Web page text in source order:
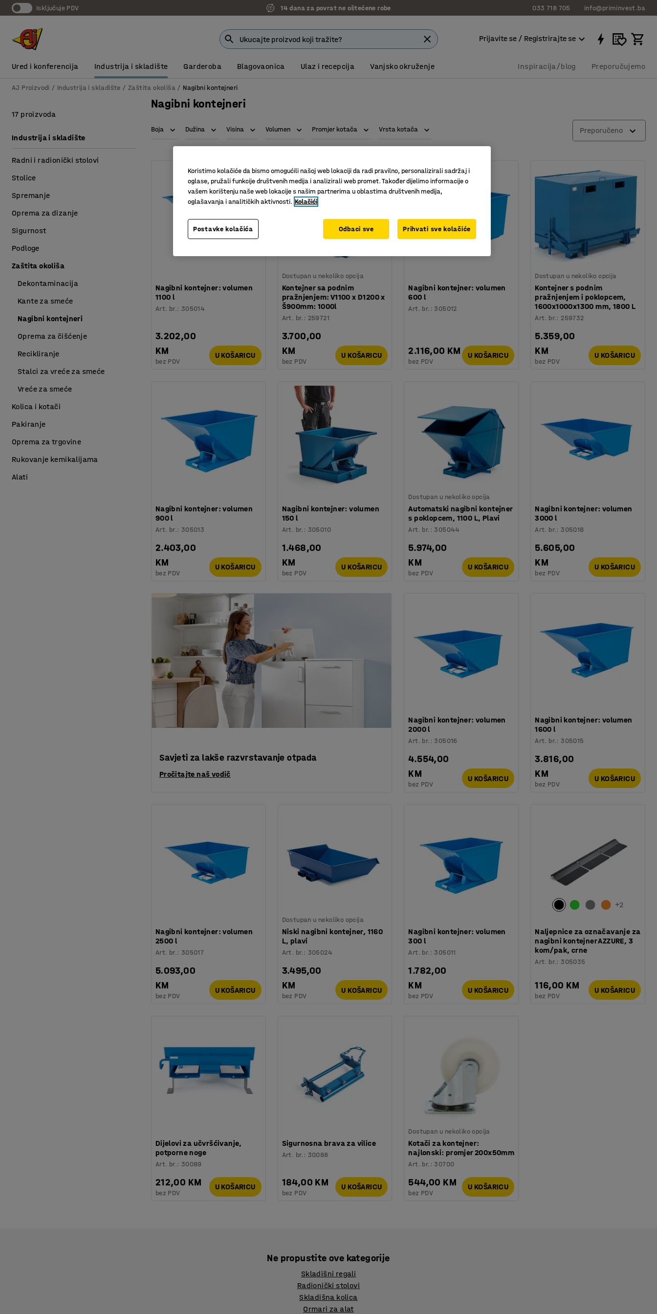
Isključuje PDV 14 dana za povrat ne oštećene robe 033 718 705 info@priminvest.ba
Prijavite se / Registrirajte se
Ured i konferencija Industrija i skladište Garderoba Blagovaonica Ulaz i recepcija Vanjsko okruženje Inspiracija/blog Preporučujemo
AJ Proizvodi Industrija i skladište Zaštita okoliša Nagibni kontejneri
Nagibni kontejneri
Boja Dužina Visina Volumen Promjer kotača Vrsta kotača Preporučeno
Nagibni kontejner: volumen
1100 l
Art. br.: 305014
3.202,00
KM
bez PDV
U KOŠARICU
Dostupan u nekoliko opcija
Kontejner sa podnim
pražnjenjem: V1100 x D1200 x
Š900mm: 1000l
Art. br. : 259721
3.700,00
KM
bez PDV
U KOŠARICU
Nagibni kontejner: volumen
600 l
Art. br. :305012
2.116,00 KM
bez PDV
U KOŠARICU
Dostupan u nekoliko opcija
Kontejner s podnim
pražnjenjem i poklopcem,
1600x1000x1300 mm, 1800 L
Art. br.: 259732
5.359,00
KM
bez PDV
U KOŠARICU
Nagibni kontejner: volumen
900 l
Art. br.: 305013
2.403,00
KM
bez PDV
U KOŠARICU
Nagibni kontejner: volumen
150 l
Art. br. : 305010
1.468,00
KM
bez PDV
U KOŠARICU
Dostupan u nekoliko opcija
Automatski nagibni kontejner
s poklopcem, 1100 L, Plavi
Art. br. :305044
5.974,00
KM
bez PDV
U KOŠARICU
Nagibni kontejner: volumen
3000 l
Art. br.:305018
5.605,00
KM
bez PDV
U KOŠARICU
Savjeti za lakše razvrstavanje otpada
Pročitajte naš vodič
Nagibni kontejner: volumen
2000 l
Art. br. :305016
4.554,00
KM
bez PDV
U KOŠARICU
Nagibni kontejner: volumen
1600 l
Art. br.:305015
3.816,00
KM
bez PDV
U KOŠARICU
Nagibni kontejner: volumen
2500 l
Art. br.: 305017
5.093,00
KM
bez PDV
U KOŠARICU
Dostupan u nekoliko opcija
Niski nagibni kontejner, 1160
L, plavi
Art. br. : 305024
3.495,00
KM
bez PDV
U KOŠARICU
Nagibni kontejner: volumen
300 l
Art. br. :305011
1.782,00
KM
bez PDV
U KOŠARICU
+2
Naljepnice za označavanje za
nagibni kontejner AZZURE, 3
kom/pak, crne
Art. br.:305035
116,00 KM
bez PDV
U KOŠARICU
Dijelovi za učvršćivanje,
potporne noge
Art. br.: 30089
212,00 KM
bez PDV
U KOŠARICU
Sigurnosna brava za vilice
Art. br. : 30088
184,00 KM
bez PDV
U KOŠARICU
Dostupan u nekoliko opcija
Kotači za kontejner:
najlonski: promjer 200x50mm
Art. br. :30700
544,00 KM
bez PDV
U KOŠARICU
17 proizvoda
Industrija i skladište
Radni i radionički stolovi
Stolice
Spremanje
Oprema za dizanje
Sigurnost
Podloge
Zaštita okoliša
Dekontaminacija
Kante za smeće
Nagibni kontejneri
Oprema za čišćenje
Recikliranje
Stalci za vreće za smeće
Vreće za smeće
Kolica i kotači
Pakiranje
Oprema za trgovine
Rukovanje kemikalijama
Alati
Ne propustite ove kategorije
Skladišni regali
Radionički stolovi
Skladišna kolica
Ormari za alat
Koristimo kolačiće da bismo omogućili našoj web lokaciji da radi pravilno, personalizirali sadržaj i
oglase, pružali funkcije društvenih medija i analizirali web promet. Također dijelimo informacije o
vašem korištenju naše web lokacije s našim partnerima u oblastima društvenih medija,
oglašavanja i analitičkih aktivnosti. Kolačići
Postavke kolačića Odbaci sve Prihvati sve kolačiće